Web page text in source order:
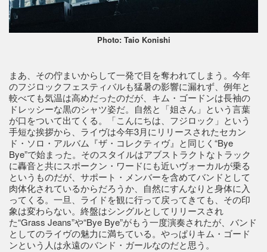
Photo: Taio Konishi
まあ、その佇まいからして一発で目を奪われてしまう。今年
のフジロックフェスティバルも猛暑の影響に漏れず、例年と
較べても気温は高めだったのだが、キム・ゴードンは長袖の
ドレッシーな黒のシャツ姿だ。自然と「姐さん」という言葉
が口をついて出てくる。「こんにちは、フジロック」という
手短な挨拶から、ライヴは今年3月にリリースされたセカン
ド・ソロ・アルバム『ザ・コレクティヴ』と同じく“Bye
Bye”で始まった。そのスタイルはアブストラクトなトラック
に轟音と共にスポークン・ワードにも近いヴォーカルが乗る
というものだが、サポート・メンバーを含めてバンドとして
肉体化されているからだろうか、自然にすんなりと身体に入
ってくる。一旦、ライドを観に行って戻ってきても、その印
象は変わらない。終盤はシングルとしてリリースされ
た“Grass Jeans”や“Bye Bye”がもう一度演奏されたが、バンド
としてのライヴの魅力に満ちている。やっぱりキム・ゴード
ンという人は永遠のバンド・ガールなのだと思う。